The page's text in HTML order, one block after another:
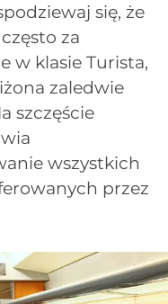
się, że
za
w klasie Turista,
zaledwie
szczęście
wszystkich
przez